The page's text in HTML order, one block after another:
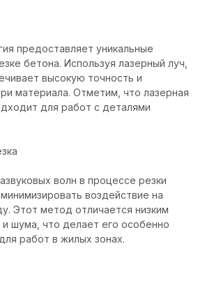
предоставляет уникальные
бетона. Используя лазерный луч,
высокую точность и
материала. Отметим, что лазерная
для работ с деталями
волн в процессе резки
воздействие на
Этот метод отличается низким
шума, что делает его особенно
работ в жилых зонах.